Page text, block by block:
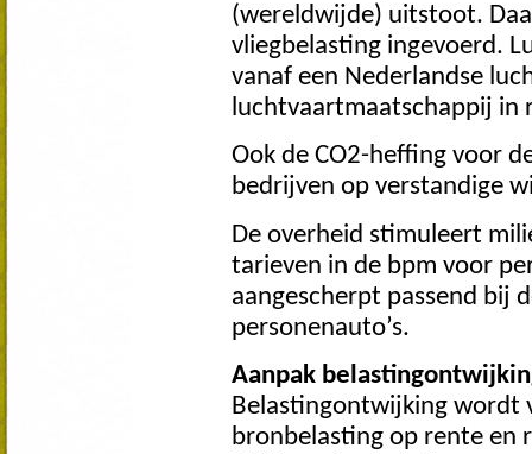
(wereldwijde) uitstoot.
vliegbelasting ingevoerd.
vanaf een Nederlandse
luchtvaartmaatschappij in
Ook de CO2-heffing voor
bedrijven op verstandige
De overheid stimuleert
tarieven in de bpm voor
aangescherpt passend bij
personenauto’s.
Aanpak
Belastingontwijking wordt
bronbelasting op rente en